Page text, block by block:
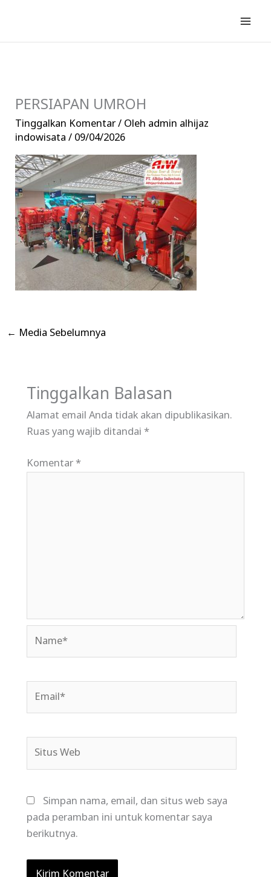
konten
PERSIAPAN UMROH
Tinggalkan Komentar/ Oleh admin alhijaz
indowisata/ 09/04/2026
← Media Sebelumnya
Tinggalkan Balasan
Alamat email Anda tidak akan dipublikasikan.
Ruas yang wajib ditandai *
Komentar*
Simpan nama, email, dan situs web saya
pada peramban ini untuk komentar saya
berikutnya.